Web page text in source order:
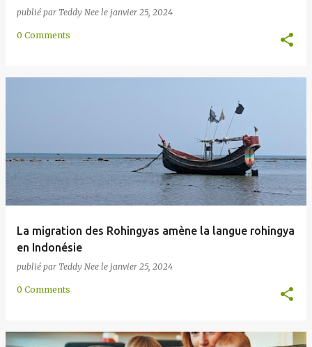
publié par Teddy Nee le janvier 25, 2024
0 Comments
La migration des Rohingyas amène la langue rohingya
en Indonésie
publié par Teddy Nee le janvier 25, 2024
0 Comments